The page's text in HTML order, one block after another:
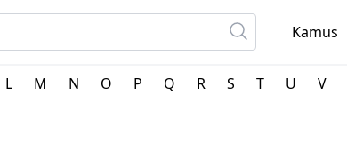
Kamus
L M N O P Q R S T U V